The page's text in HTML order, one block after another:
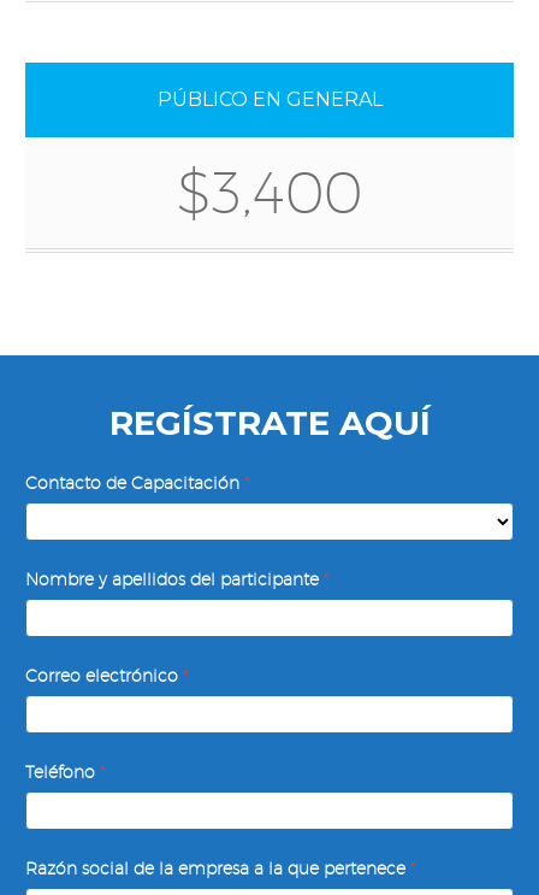
PÚBLICO EN GENERAL
$3,400
REGÍSTRATE AQUÍ
Administración
de
Proyectos
Contacto de Capacitación *
Nombre y apellidos del participante*
Correo electrónico *
Teléfono *
Razón social de la empresa a la que pertenece*